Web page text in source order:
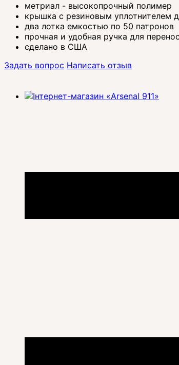
метриал - высокопрочный полимер
крышка с резиновым уплотнителем
два лотка емкостью по 50 патронов
прочная и удобная ручка для
сделано в США
Задать вопрос Написать отзыв